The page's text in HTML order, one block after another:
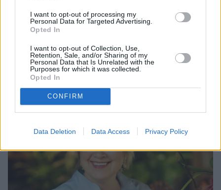
I want to opt-out of processing my
Personal Data for Targeted Advertising.
Opted In
I want to opt-out of Collection, Use,
Retention, Sale, and/or Sharing of my
Personal Data that Is Unrelated with the
Purposes for which it was collected.
Opted In
CONFIRM
Data Deletion Data Access Privacy Policy
cīņa.» Lauris Dzelzītis par panikas lēkmēm,
vientulību un atgriešanos teātrī
PERSONISKS STĀSTS